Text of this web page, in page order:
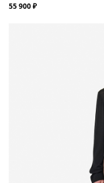
55 900 ₽